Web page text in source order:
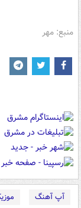
منبع: مهر
آپ آهنگ